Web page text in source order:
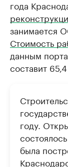
года
занимается
Стоимость
данным
составит
году.
была